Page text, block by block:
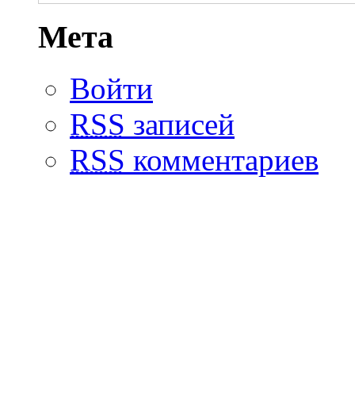
Мета
Войти
RSS записей
RSS комментариев